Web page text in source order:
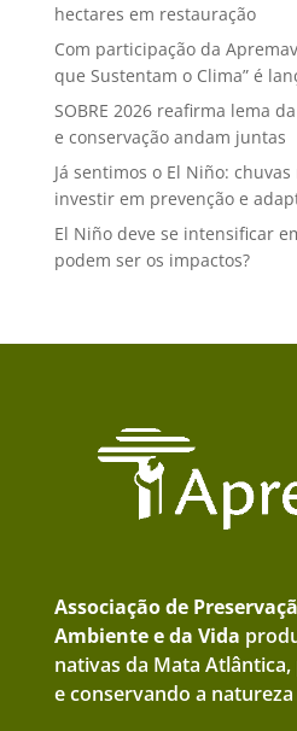
hectares em restauração
Com participação da
que Sustentam o Clima” é
SOBRE 2026 reafirma lema
e conservação andam juntas
Já sentimos o El Niño:
investir em prevenção e
El Niño deve se intensificar
podem ser os impactos?
Associação de
Ambiente e da Vida
nativas da Mata
e conservando a natureza